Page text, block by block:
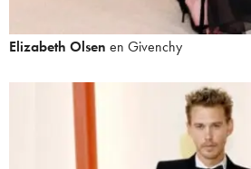
Elizabeth Olsen en Givenchy